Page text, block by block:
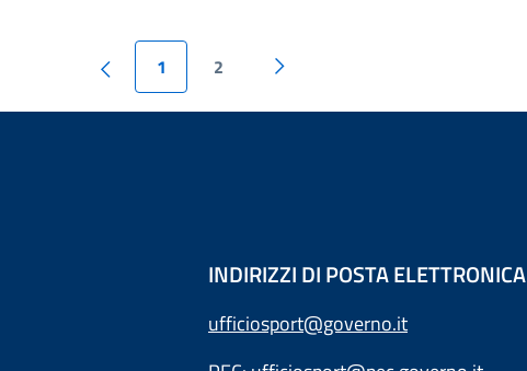
1 2
INDIRIZZI DI POSTA ELETTRONICA
ufficiosport@governo.it